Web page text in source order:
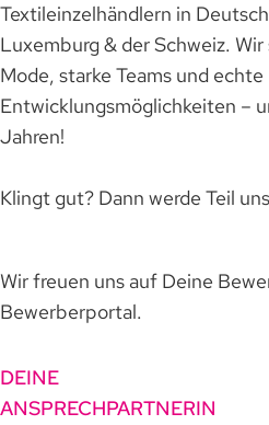
Textileinzelhändlern in
Luxemburg & der Schweiz.
Mode, starke Teams und echte
Entwicklungsmöglichkeiten –
Jahren!
Klingt gut? Dann werde Teil
Wir freuen uns auf Deine
Bewerberportal.
DEINE
ANSPRECHPARTNERIN